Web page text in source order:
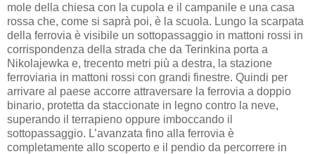
mole della chiesa con la cupola e il campanile e una casa
rossa che, come si saprà poi, è la scuola. Lungo la scarpata
della ferrovia è visibile un sottopassaggio in mattoni rossi in
corrispondenza della strada che da Terinkina porta a
Nikolajewka e, trecento metri più a destra, la stazione
ferroviaria in mattoni rossi con grandi finestre. Quindi per
arrivare al paese accorre attraversare la ferrovia a doppio
binario, protetta da staccionate in legno contro la neve,
superando il terrapieno oppure imboccando il
sottopassaggio. L’avanzata fino alla ferrovia è
completamente allo scoperto e il pendio da percorrere in